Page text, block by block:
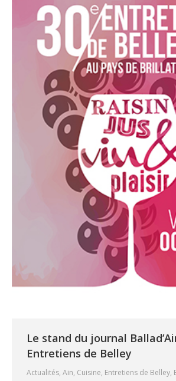
Le stand du journal
Entretiens de Belley
Actualités, Ain, Cuisine, Entretiens de Belley,